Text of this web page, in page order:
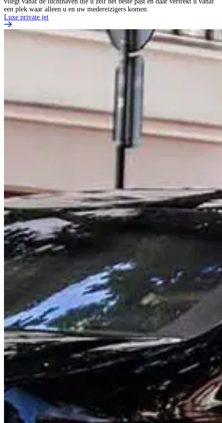
een plek waar alleen u en uw medereizigers komen.
Luxe private jet